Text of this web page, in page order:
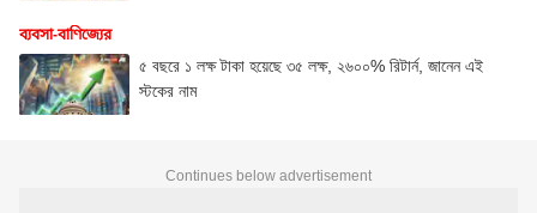
ব্যবসা-বাণিজ্যের
৫ বছরে ১ লক্ষ টাকা হয়েছে ৩৫ লক্ষ, ২৬০০% রিটার্ন, জানেন এই
স্টকের নাম
Continues below advertisement